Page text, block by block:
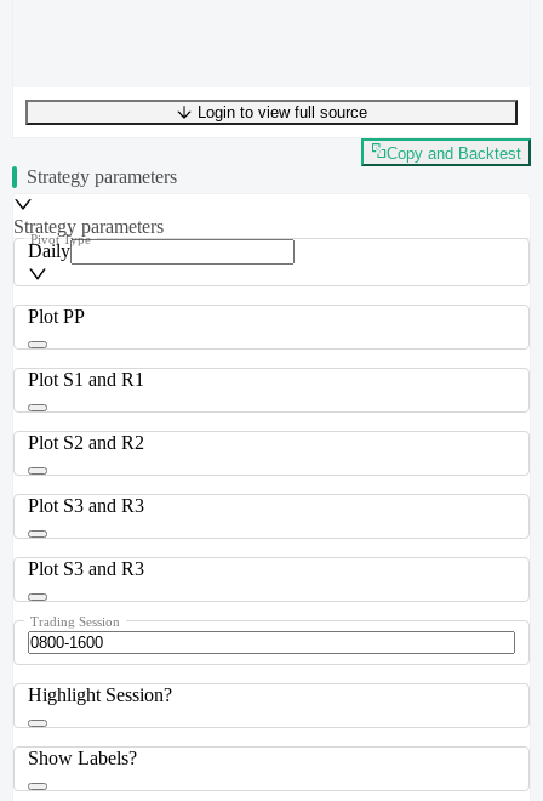
UTF-8295 bytes49 words0 linesLn 1,Col 0
Login to view full source
Copy and Backtest
Strategy parameters
Strategy parameters
Daily
Pivot Type
Plot PP
Plot S1 and R1
Plot S2 and R2
Plot S3 and R3
Plot S3 and R3
Trading Session
Highlight Session?
Show Labels?